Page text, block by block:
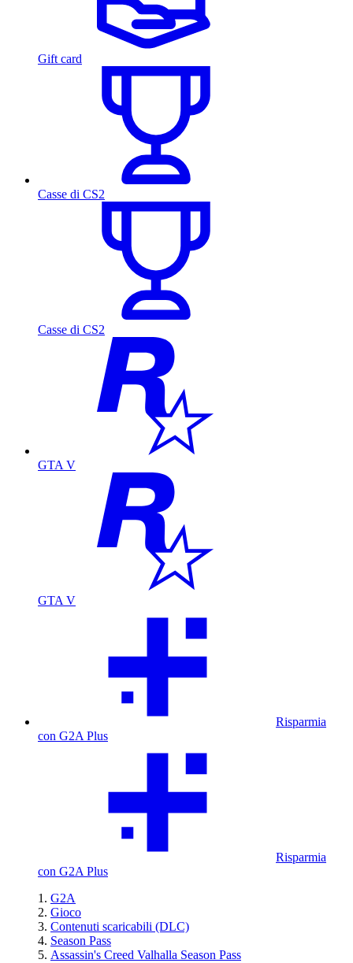
Gift card
Casse di CS2
Casse di CS2
GTA V
GTA V
Risparmia
con G2A Plus
Risparmia
con G2A Plus
G2A
Gioco
Contenuti scaricabili (DLC)
Season Pass
Assassin's Creed Valhalla Season Pass